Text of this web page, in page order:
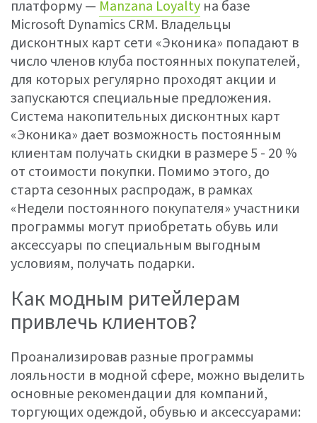
платформу — Manzana Loyalty на базе
Microsoft Dynamics CRM. Владельцы
дисконтных карт сети «Эконика» попадают в
число членов клуба постоянных покупателей,
для которых регулярно проходят акции и
запускаются специальные предложения.
Система накопительных дисконтных карт
«Эконика» дает возможность постоянным
клиентам получать скидки в размере 5 - 20 %
от стоимости покупки. Помимо этого, до
старта сезонных распродаж, в рамках
«Недели постоянного покупателя» участники
программы могут приобретать обувь или
аксессуары по специальным выгодным
условиям, получать подарки.
Как модным ритейлерам
привлечь клиентов?
Проанализировав разные программы
лояльности в модной сфере, можно выделить
основные рекомендации для компаний,
торгующих одеждой, обувью и аксессуарами: